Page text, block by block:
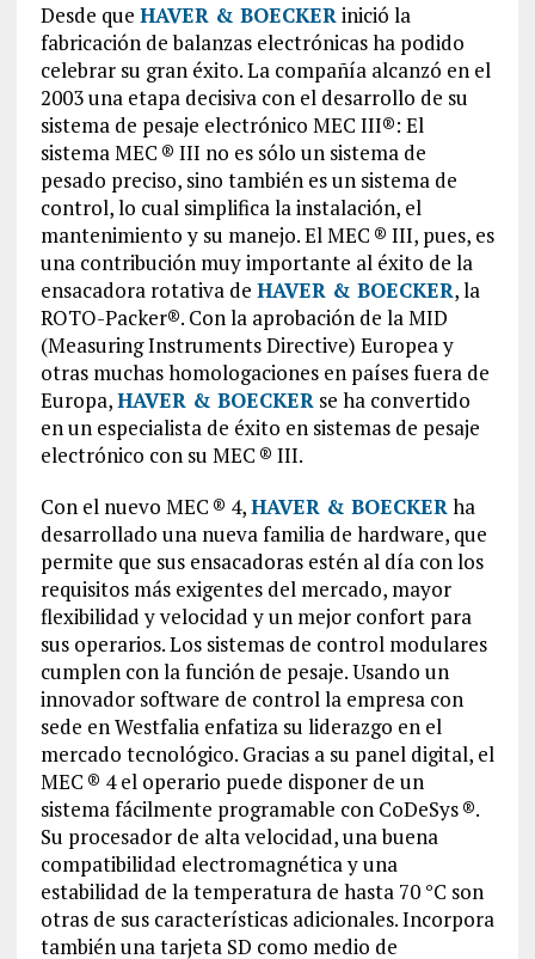
Desde que HAVER & BOECKERinició la
fabricación de balanzas electrónicas ha podido
celebrar su gran éxito. La compañía alcanzó en el
2003 una etapa decisiva con el desarrollo de su
sistema de pesaje electrónico MEC III®: El
sistema MEC ® III no es sólo un sistema de
pesado preciso, sino también es un sistema de
control, lo cual simplifica la instalación, el
mantenimiento y su manejo. El MEC ® III, pues, es
una contribución muy importante al éxito de la
ensacadora rotativa de HAVER & BOECKER, la
ROTO-Packer®. Con la aprobación de la MID
(Measuring Instruments Directive) Europea y
otras muchas homologaciones en países fuera de
Europa,HAVER & BOECKERse ha convertido
en un especialista de éxito en sistemas de pesaje
electrónico con su MEC ® III.
Con el nuevo MEC ® 4,HAVER & BOECKERha
desarrollado una nueva familia de hardware, que
permite que sus ensacadoras estén al día con los
requisitos más exigentes del mercado, mayor
flexibilidad y velocidad y un mejor confort para
sus operarios. Los sistemas de control modulares
cumplen con la función de pesaje. Usando un
innovador software de control la empresa con
sede en Westfalia enfatiza su liderazgo en el
mercado tecnológico. Gracias a su panel digital, el
MEC ® 4 el operario puede disponer de un
sistema fácilmente programable con CoDeSys ®.
Su procesador de alta velocidad, una buena
compatibilidad electromagnética y una
estabilidad de la temperatura de hasta 70 °C son
otras de sus características adicionales. Incorpora
también una tarjeta SD como medio de